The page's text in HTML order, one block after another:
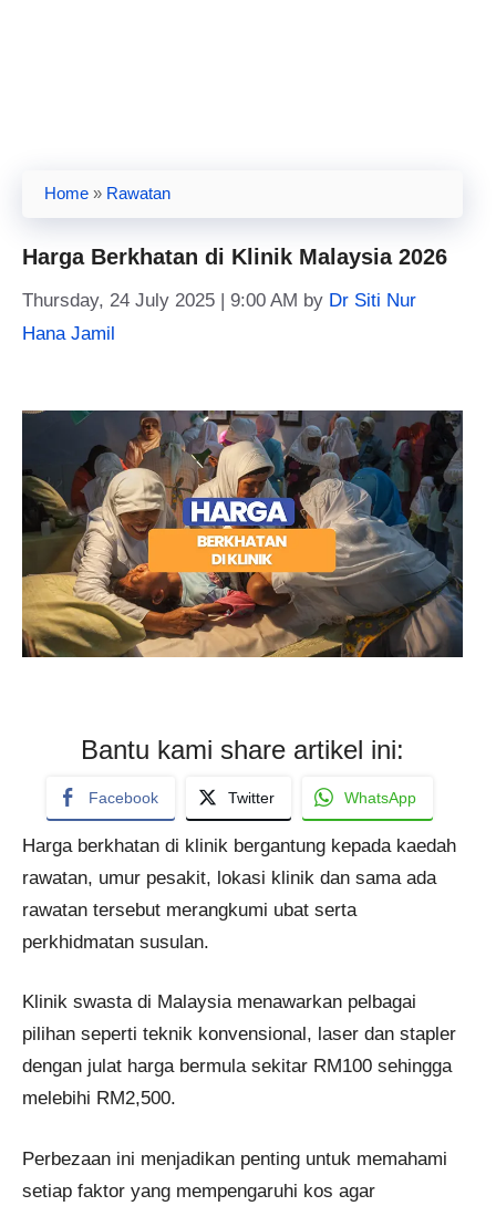
Home » Rawatan
Harga Berkhatan di Klinik Malaysia 2026
Thursday, 24 July 2025 | 9:00 AM by Dr Siti Nur
Hana Jamil
Bantu kami share artikel ini:
Facebook Twitter WhatsApp
Harga berkhatan di klinik bergantung kepada kaedah
rawatan, umur pesakit, lokasi klinik dan sama ada
rawatan tersebut merangkumi ubat serta
perkhidmatan susulan.
Klinik swasta di Malaysia menawarkan pelbagai
pilihan seperti teknik konvensional, laser dan stapler
dengan julat harga bermula sekitar RM100 sehingga
melebihi RM2,500.
Perbezaan ini menjadikan penting untuk memahami
setiap faktor yang mempengaruhi kos agar